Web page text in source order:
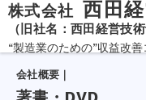
株式会社 西田
（旧社名：西田経営技
“製造業のための”収益改
会社概要｜